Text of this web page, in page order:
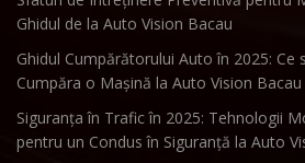
Ghidul de la Auto Vision Bacau
Ghidul Cumpărătorului Auto în 2025: Ce
Cumpăra o Mașină la Auto Vision Bacau
Siguranța în Trafic în 2025: Tehnologii
pentru un Condus în Siguranță la Auto